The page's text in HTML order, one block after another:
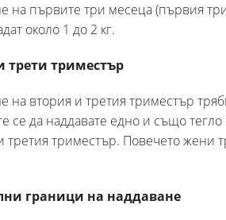
на първите три месеца (първия
около 1 до 2 кг.
трети триместър
на втория и третия триместър
се да наддавате едно и също
третия триместър. Повечето жени
граници на наддаване